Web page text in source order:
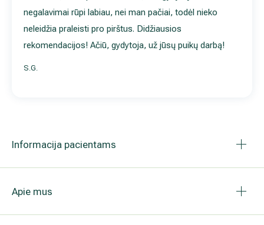
negalavimai rūpi labiau, nei man pačiai, todėl nieko
neleidžia praleisti pro pirštus. Didžiausios
rekomendacijos! Ačiū, gydytoja, už jūsų puikų darbą!
S.G.
Informacija pacientams
Apie mus